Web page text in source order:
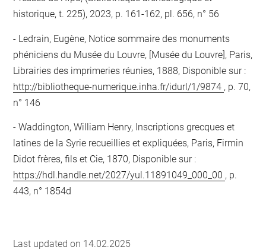
historique, t. 225), 2023, p. 161-162, pl. 656, n° 56
Ledrain, Eugène, Notice sommaire des monuments
phéniciens du Musée du Louvre, [Musée du Louvre], Paris,
Librairies des imprimeries réunies, 1888, Disponible sur :
http://bibliotheque-numerique.inha.fr/idurl/1/9874 , p. 70,
n° 146
Waddington, William Henry, Inscriptions grecques et
latines de la Syrie recueillies et expliquées, Paris, Firmin
Didot frères, fils et Cie, 1870, Disponible sur :
https://hdl.handle.net/2027/yul.11891049_000_00 , p.
443, n° 1854d
Last updated on 14.02.2025